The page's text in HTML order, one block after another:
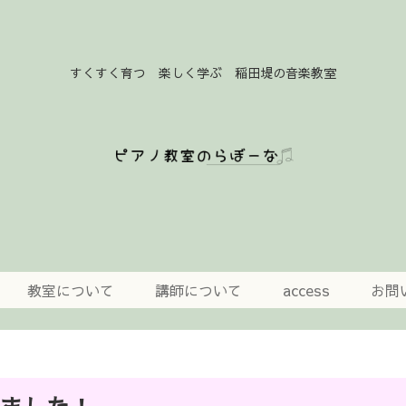
すくすく育つ 楽しく学ぶ 稲田堤の音楽教室
教室について 講師について access お問